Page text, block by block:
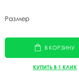
Размер
В КОРЗИНУ
КУПИТЬ В 1 КЛИК